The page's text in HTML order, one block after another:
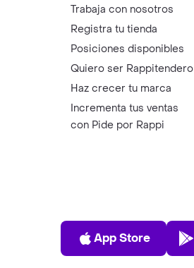
Trabaja con nosotros
Registra tu tienda
Posiciones disponibles
Quiero ser Rappitendero
Haz crecer tu marca
Incrementa tus ventas
con Pide por Rappi
App Store
App Store